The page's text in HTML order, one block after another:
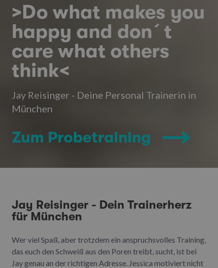
>Do what makes you
happy and don´t
care what others
think<
Jay Reisinger - Deine Personal Trainerin in
München
Zum Probetraining
Jay Reisinger - Dein Trainerherz
für München
Wer viel Spaß, aber trotzdem ein anspruchsvolles Training,
das euch den Schweiß aus den Poren treibt, sucht, ist bei
Jay genau an der richtigen Adresse. Jessica motiviert nicht